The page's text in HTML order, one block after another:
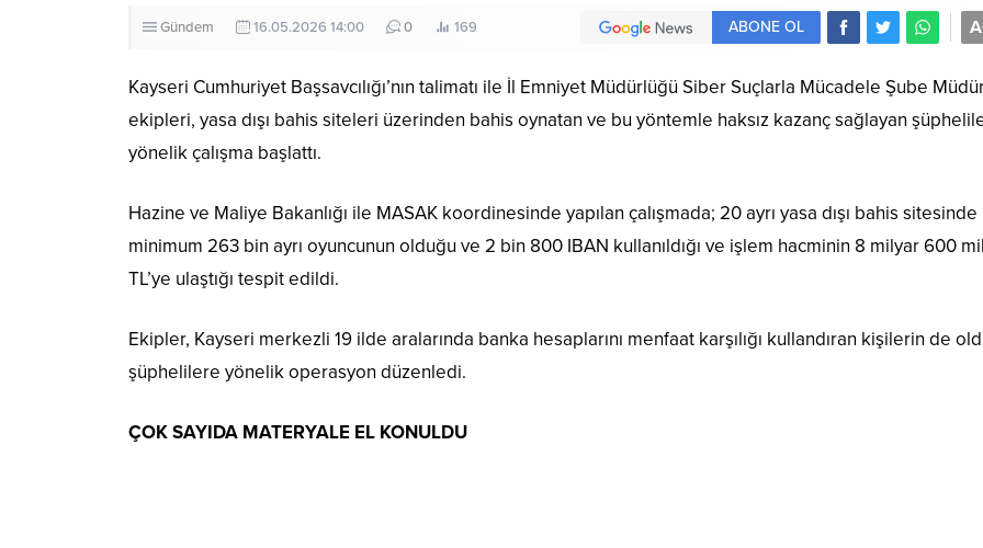
Gündem 16.05.2026 14:00 0 169 A
ABONE OL
Kayseri Cumhuriyet Başsavcılığı’nın talimatı ile İl Emniyet Müdürlüğü Siber Suçlarla Mücadele Şube
ekipleri, yasa dışı bahis siteleri üzerinden bahis oynatan ve bu yöntemle haksız kazanç sağlayan
yönelik çalışma başlattı.
Hazine ve Maliye Bakanlığı ile MASAK koordinesinde yapılan çalışmada; 20 ayrı yasa dışı bahis sitesinde
minimum 263 bin ayrı oyuncunun olduğu ve 2 bin 800 IBAN kullanıldığı ve işlem hacminin 8 milyar 600
TL’ye ulaştığı tespit edildi.
Ekipler, Kayseri merkezli 19 ilde aralarında banka hesaplarını menfaat karşılığı kullandıran kişilerin de
şüphelilere yönelik operasyon düzenledi.
ÇOK SAYIDA MATERYALE EL KONULDU